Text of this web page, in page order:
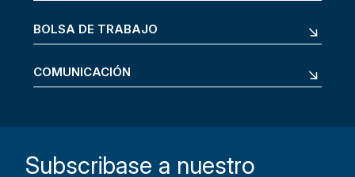
BOLSA DE TRABAJO
COMUNICACIÓN
Subscribase a nuestro